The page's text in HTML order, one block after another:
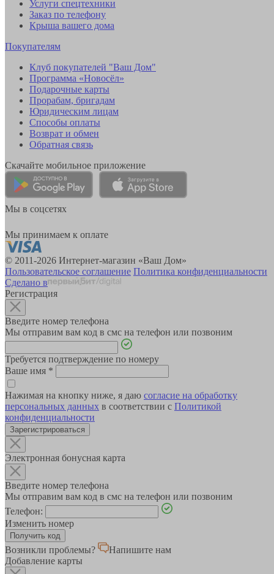
Услуги спецтехники
Заказ по телефону
Крыша вашего дома
Покупателям
Клуб покупателей "Ваш Дом"
Программа «Новосёл»
Подарочные карты
Прорабам, бригадам
Юридическим лицам
Способы оплаты
Возврат и обмен
Обратная связь
Скачайте мобильное приложение
Мы в соцсетях
Мы принимаем к оплате
© 2011-2026 Интернет-магазин «Ваш Дом»
Пользовательское соглашение Политика конфиденциальности
Сделано в
Регистрация
Введите номер телефона
Мы отправим вам код в смс на телефон или позвоним
Требуется подтверждение по номеру
Ваше имя *
Нажимая на кнопку ниже, я даю согласие на обработку
персональных данных в соответствии с Политикой
конфиденциальности
Зарегистрироваться
Электронная бонусная карта
Введите номер телефона
Мы отправим вам код в смс на телефон или позвоним
Телефон:
Изменить номер
Возникли проблемы?
Напишите нам
Добавление карты